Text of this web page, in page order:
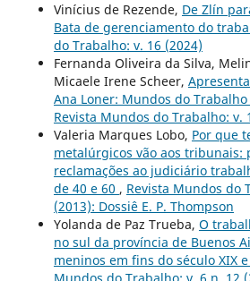
Vinícius de Rezende, De Zlín
Bata de gerenciamento do
do Trabalho: v. 16 (2024)
Fernanda Oliveira da Silva,
Micaele Irene Scheer,
Ana Loner: Mundos do Trabalho
Revista Mundos do Trabalho: v.
Valeria Marques Lobo, Por que
metalúrgicos vão aos tribunais:
reclamações ao judiciário
de 40 e 60 , Revista Mundos do
(2013): Dossiê E. P. Thompson
Yolanda de Paz Trueba, O
no sul da província de Buenos
meninos em fins do século XIX